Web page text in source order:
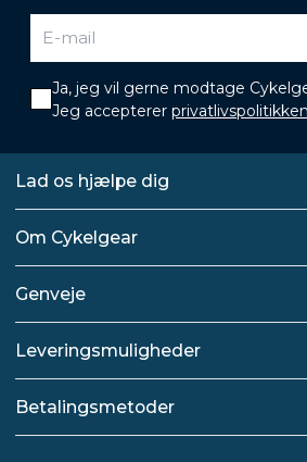
Ja, jeg vil gerne modtage
Jeg accepterer privatlivspolitikken
Lad os hjælpe dig
Om Cykelgear
Genveje
Leveringsmuligheder
Betalingsmetoder